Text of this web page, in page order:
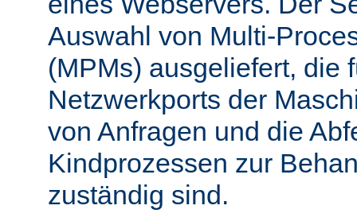
Auswahl von Multi-
(MPMs) ausgeliefert, die
Netzwerkports der
von Anfragen und die
Kindprozessen zur
zuständig sind.